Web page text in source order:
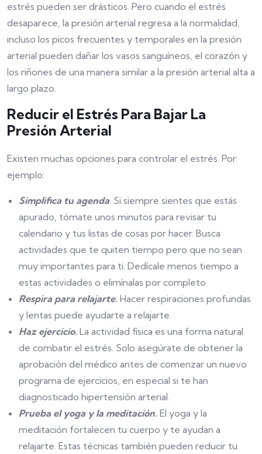
estrés pueden ser drásticos. Pero cuando el estrés
desaparece, la presión arterial regresa a la normalidad,
incluso los picos frecuentes y temporales en la presión
arterial pueden dañar los vasos sanguíneos, el corazón y
los riñones de una manera similar a la presión arterial alta a
largo plazo.
Reducir el Estrés Para Bajar La
Presión Arterial
Existen muchas opciones para controlar el estrés. Por
ejemplo:
Simplifica tu agenda. Si siempre sientes que estás
apurado, tómate unos minutos para revisar tu
calendario y tus listas de cosas por hacer. Busca
actividades que te quiten tiempo pero que no sean
muy importantes para ti. Dedícale menos tiempo a
estas actividades o elimínalas por completo.
Respira para relajarte. Hacer respiraciones profundas
y lentas puede ayudarte a relajarte.
Haz ejercicio. La actividad física es una forma natural
de combatir el estrés. Solo asegúrate de obtener la
aprobación del médico antes de comenzar un nuevo
programa de ejercicios, en especial si te han
diagnosticado hipertensión arterial.
Prueba el yoga y la meditación. El yoga y la
meditación fortalecen tu cuerpo y te ayudan a
relajarte. Estas técnicas también pueden reducir tu